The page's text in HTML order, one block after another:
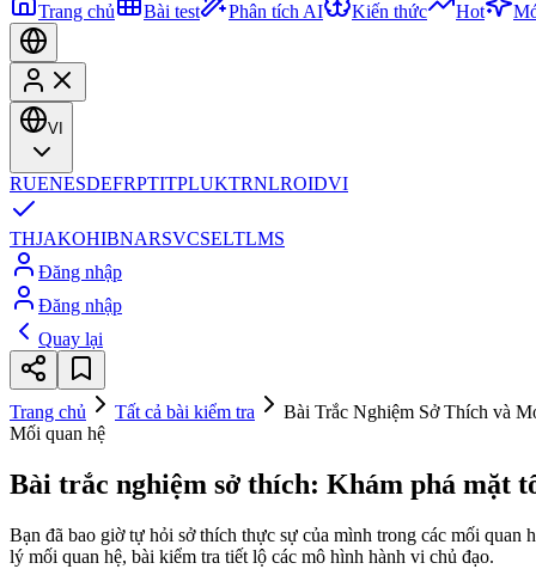
Trang chủ
Bài test Phân tích AI Kiến thức Hot
VI
RUENESDEFRPTITPLUKTRNLROIDVI
THJAKOHIBNARSVCSELTLMS
Đăng nhập
Đăng nhập
Quay lại
Trang chủ Tất cả bài kiểm tra
Bài Trắc Nghiệm Sở Thích và
Mối quan hệ
Bài trắc nghiệm sở thích: Khám phá mặt
Bạn đã bao giờ tự hỏi sở thích thực sự của mình trong các mối quan
lý mối quan hệ, bài kiểm tra tiết lộ các mô hình hành vi chủ đạo.